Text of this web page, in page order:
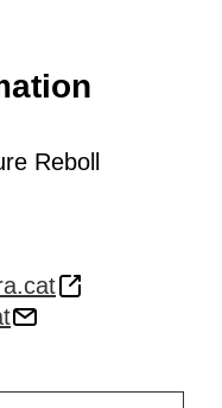
Reboll